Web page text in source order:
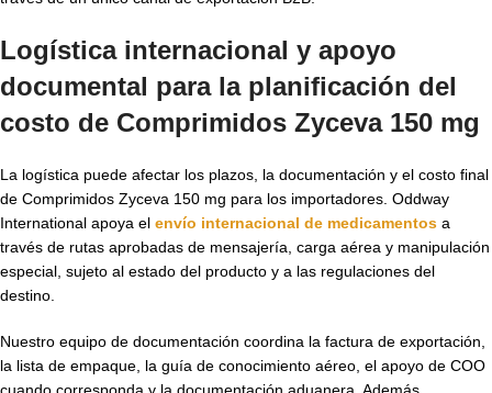
Logística internacional y apoyo
documental para la planificación del
costo de Comprimidos Zyceva 150 mg
La logística puede afectar los plazos, la documentación y el costo final
de Comprimidos Zyceva 150 mg para los importadores. Oddway
International apoya el envío internacional de medicamentos a
través de rutas aprobadas de mensajería, carga aérea y manipulación
especial, sujeto al estado del producto y a las regulaciones del
destino.
Nuestro equipo de documentación coordina la factura de exportación,
la lista de empaque, la guía de conocimiento aéreo, el apoyo de COO
cuando corresponda y la documentación aduanera. Además,